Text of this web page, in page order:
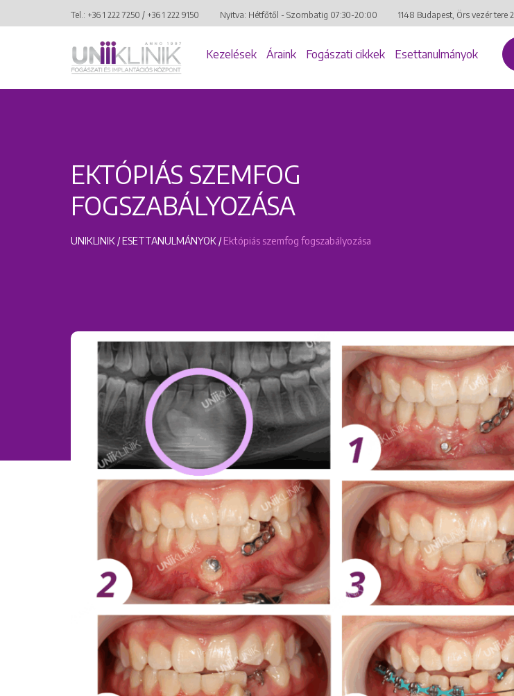
Tel.: +36 1 222 7250 / +36 1 222 9150 Nyitva: Hétfőtől - Szombatig 07:30-20:00 1148 Budapest, Örs vezér tere 2.
Kezelések Áraink Fogászati cikkek Esettanulmányok
EKTÓPIÁS SZEMFOG
FOGSZABÁLYOZÁSA
UNIKLINIK /ESETTANULMÁNYOK /Ektópiás szemfog fogszabályozása